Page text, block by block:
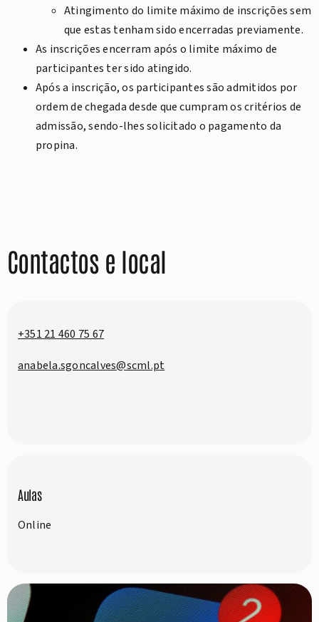
Atingimento do limite máximo de inscrições sem
que estas tenham sido encerradas previamente.
As inscrições encerram após o limite máximo de
participantes ter sido atingido.
Após a inscrição, os participantes são admitidos por
ordem de chegada desde que cumpram os critérios de
admissão, sendo-lhes solicitado o pagamento da
propina.
Contactos e local
+351 21 460 75 67
anabela.sgoncalves@scml.pt
Aulas
Online